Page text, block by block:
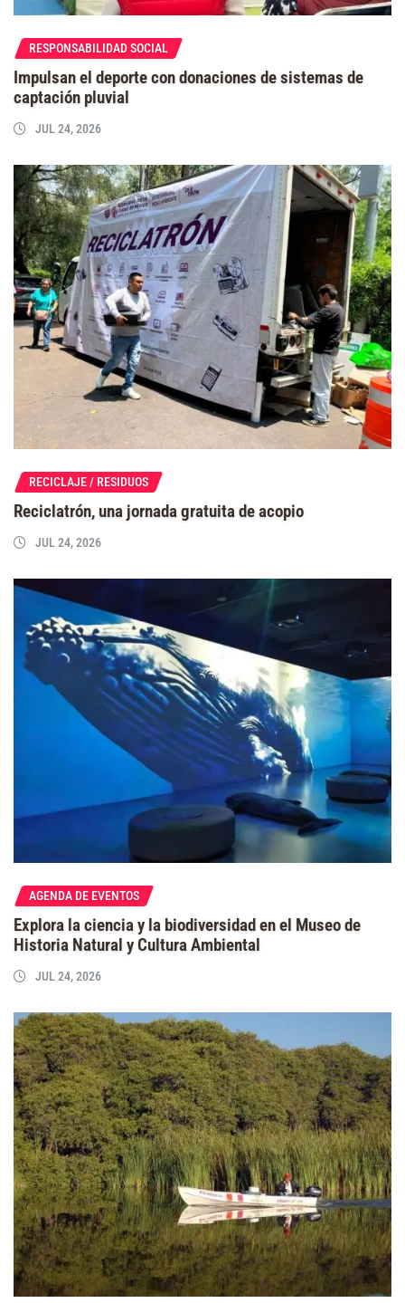
RESPONSABILIDAD SOCIAL
Impulsan el deporte con donaciones de sistemas de
captación pluvial
JUL 24, 2026
RECICLAJE / RESIDUOS
Reciclatrón, una jornada gratuita de acopio
JUL 24, 2026
AGENDA DE EVENTOS
Explora la ciencia y la biodiversidad en el Museo de
Historia Natural y Cultura Ambiental
JUL 24, 2026